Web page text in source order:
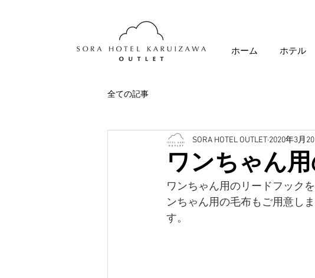
ホーム ホテル
全ての記事
ワンちゃん
SORA HOTEL OUTLET 2020年3月
ワンちゃん用のリードフック
ンちゃん用の毛布もご用意し
す。